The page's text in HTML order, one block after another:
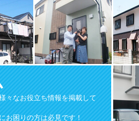
々なお役立ち情報を掲載して
お困りの方は必見です！